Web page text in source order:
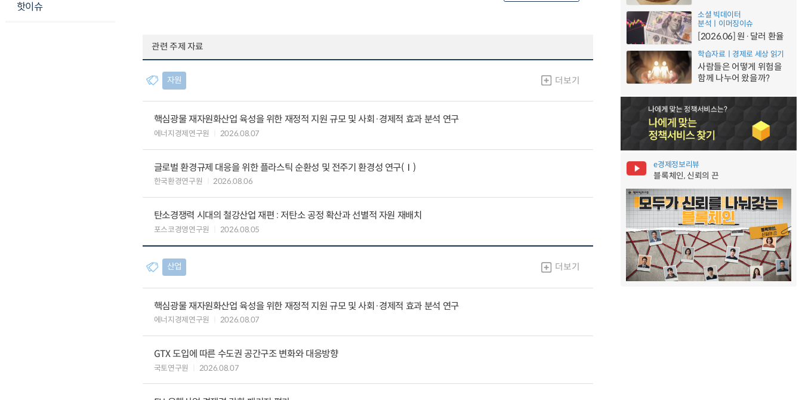
핫이슈
관련 주제 자료
자원 더보기
핵심광물 재자원화산업 육성을 위한 재정적 지원 규모 및 사회·경제적 효과 분석 연구
에너지경제연구원 2026.08.07
글로벌 환경규제 대응을 위한 플라스틱 순환성 및 전주기 환경성 연구(Ⅰ)
한국환경연구원 2026.08.06
탄소경쟁력 시대의 철강산업 재편 : 저탄소 공정 확산과 선별적 자원 재배치
포스코경영연구원 2026.08.05
산업 더보기
핵심광물 재자원화산업 육성을 위한 재정적 지원 규모 및 사회·경제적 효과 분석 연구
에너지경제연구원 2026.08.07
GTX 도입에 따른 수도권 공간구조 변화와 대응방향
국토연구원 2026.08.07
소셜 빅데이터
분석ㅣ이머징이슈
[2026.06] 원·달러 환율
학습자료ㅣ경제로 세상 읽기
사람들은 어떻게 위험을
함께 나누어 왔을까?
e경제정보리뷰
블록체인, 신뢰의 끈